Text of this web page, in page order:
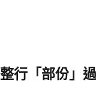
行「部份」